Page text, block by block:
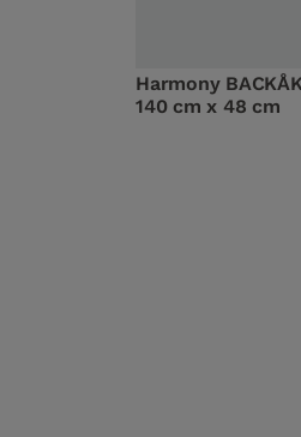
Harmony
140 cm x 48 cm